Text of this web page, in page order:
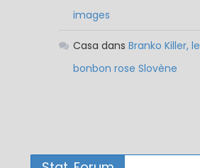
images
Casa dansBranko Killer, le
bonbon rose Slovène